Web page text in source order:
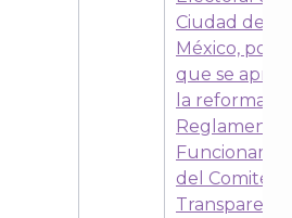
Ciudad de
México, por
que se
la reforma al
Reglamento
del Comité